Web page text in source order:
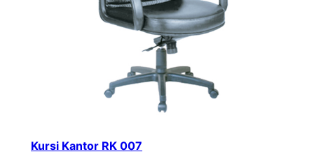
Kursi Kantor RK 007